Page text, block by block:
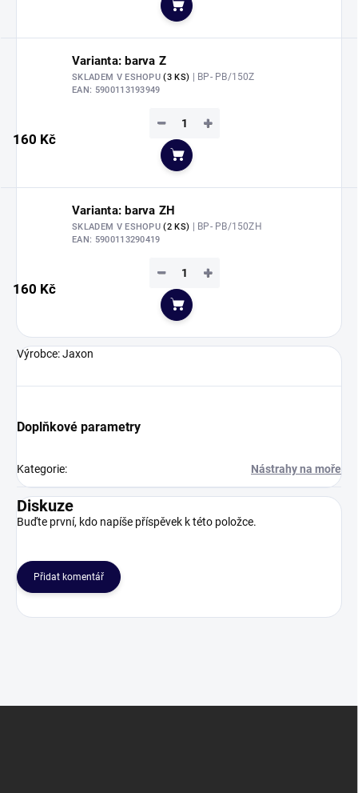
Do košíku
Varianta: barva Z
SKLADEM V ESHOPU(3 KS) | BP- PB/150Z
EAN: 5900113193949
160 Kč
+
−
Do košíku
Varianta: barva ZH
SKLADEM V ESHOPU(2 KS) | BP- PB/150ZH
EAN: 5900113290419
160 Kč
+
−
Do košíku
Výrobce: Jaxon
Doplňkové parametry
Kategorie: Nástrahy na moře
Diskuze
Buďte první, kdo napíše příspěvek k této položce.
Přidat komentář